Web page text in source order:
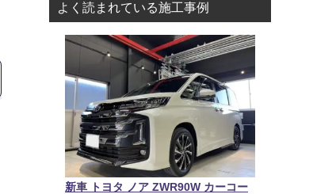
よく読まれている施工事例
新車 トヨタ ノア ZWR90W カーコー